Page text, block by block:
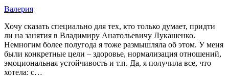
Валерия
Хочу сказать специально для тех, кто только думает, придти
ли на занятия в Владимиру Анатольевичу Лукашенко.
Немногим более полугода я тоже размышляла об этом. У меня
были конкретные цели – здоровье, нормализация отношений,
эмоциональная устойчивость и т.п. Да, я получила все, что
хотела: с…